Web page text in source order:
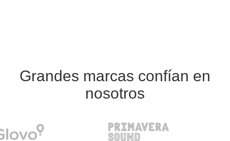
Grandes marcas confían en
nosotros